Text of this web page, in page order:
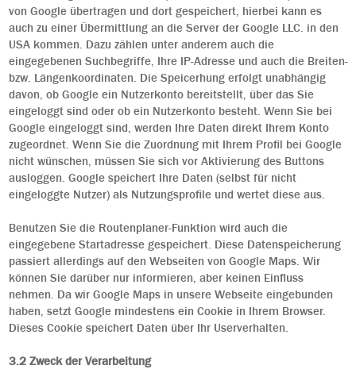
von Google übertragen und dort gespeichert, hierbei kann es
auch zu einer Übermittlung an die Server der Google LLC. in den
USA kommen. Dazu zählen unter anderem auch die
eingegebenen Suchbegriffe, Ihre IP-Adresse und auch die Breiten-
bzw. Längenkoordinaten. Die Speicerhung erfolgt unabhängig
davon, ob Google ein Nutzerkonto bereitstellt, über das Sie
eingeloggt sind oder ob ein Nutzerkonto besteht. Wenn Sie bei
Google eingeloggt sind, werden Ihre Daten direkt Ihrem Konto
zugeordnet. Wenn Sie die Zuordnung mit Ihrem Profil bei Google
nicht wünschen, müssen Sie sich vor Aktivierung des Buttons
ausloggen. Google speichert Ihre Daten (selbst für nicht
eingeloggte Nutzer) als Nutzungsprofile und wertet diese aus.
Benutzen Sie die Routenplaner-Funktion wird auch die
eingegebene Startadresse gespeichert. Diese Datenspeicherung
passiert allerdings auf den Webseiten von Google Maps. Wir
können Sie darüber nur informieren, aber keinen Einfluss
nehmen. Da wir Google Maps in unsere Webseite eingebunden
haben, setzt Google mindestens ein Cookie in Ihrem Browser.
Dieses Cookie speichert Daten über Ihr Userverhalten.
3.2 Zweck der Verarbeitung